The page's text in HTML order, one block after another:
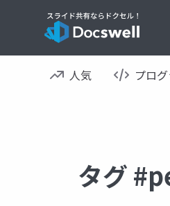
人気 プロ
タグ